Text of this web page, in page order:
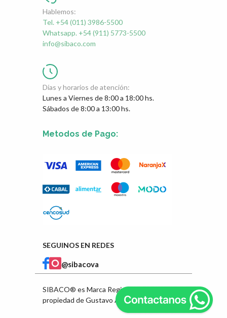
Hablemos:
Tel. +54 (011) 3986-5500
Whatsapp. +54 (911) 5773-5500
info@sibaco.com
Días y horarios de atención:
Lunes a Viernes de 8:00 a 18:00 hs.
Sábados de 8:00 a 13:00 hs.
Metodos de Pago:
SEGUINOS EN REDES
@sibacova
SIBACO® es Marca Registrada en INPI
propiedad de Gustavo Ángel Ibarra